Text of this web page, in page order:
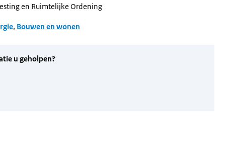
en Ruimtelijke Ordening
, Bouwen en wonen